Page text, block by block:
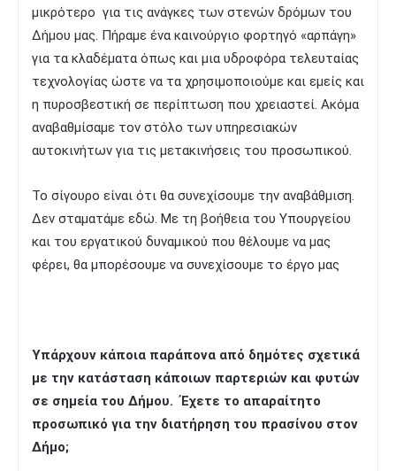
μικρότερο για τις ανάγκες των στενών δρόμων του
Δήμου μας. Πήραμε ένα καινούργιο φορτηγό «αρπάγη»
για τα κλαδέματα όπως και μια υδροφόρα τελευταίας
τεχνολογίας ώστε να τα χρησιμοποιούμε και εμείς και
η πυροσβεστική σε περίπτωση που χρειαστεί. Ακόμα
αναβαθμίσαμε τον στόλο των υπηρεσιακών
αυτοκινήτων για τις μετακινήσεις του προσωπικού.
Το σίγουρο είναι ότι θα συνεχίσουμε την αναβάθμιση.
Δεν σταματάμε εδώ. Με τη βοήθεια του Υπουργείου
και του εργατικού δυναμικού που θέλουμε να μας
φέρει, θα μπορέσουμε να συνεχίσουμε το έργο μας
Υπάρχουν κάποια παράπονα από δημότες σχετικά
με την κατάσταση κάποιων παρτεριών και φυτών
σε σημεία του Δήμου. Έχετε το απαραίτητο
προσωπικό για την διατήρηση του πρασίνου στον
Δήμο;